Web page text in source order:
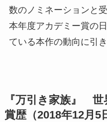
数のノミネーションと
本年度アカデミー賞の
ている本作の動向に引
『万引き家族』 世
賞歴（2018年12月5